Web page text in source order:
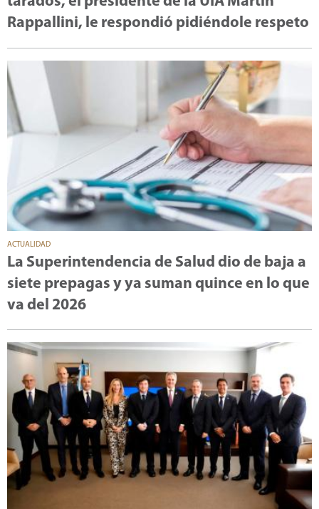
Rappallini, le respondió pidiéndole respeto
ACTUALIDAD
La Superintendencia de Salud dio de baja a
siete prepagas y ya suman quince en lo que
va del 2026